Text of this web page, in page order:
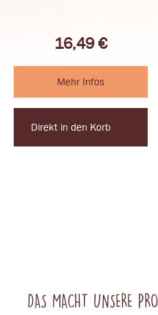
16,49€
Mehr Infos
Direkt in den Korb
DAS MACHT UNSERE